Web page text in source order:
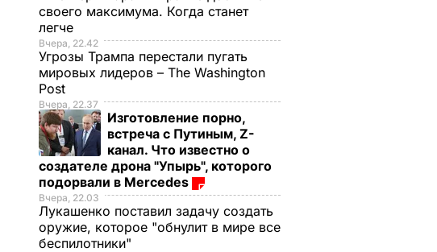
своего максимума. Когда станет
легче
Вчера, 22.42
Угрозы Трампа перестали пугать
мировых лидеров – The Washington
Post
Вчера, 22.37
Изготовление порно,
встреча с Путиным, Z-
канал. Что известно о
создателе дрона "Упырь", которого
подорвали в Mercedes
Вчера, 22.03
Лукашенко поставил задачу создать
оружие, которое "обнулит в мире все
беспилотники"